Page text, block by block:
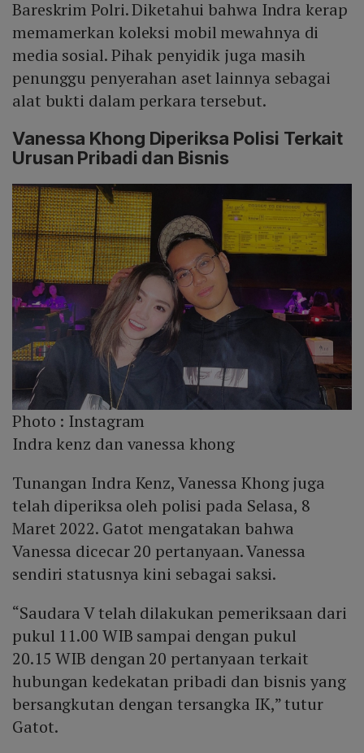
Bareskrim Polri. Diketahui bahwa Indra kerap
memamerkan koleksi mobil mewahnya di
media sosial. Pihak penyidik juga masih
penunggu penyerahan aset lainnya sebagai
alat bukti dalam perkara tersebut.
Vanessa Khong Diperiksa Polisi Terkait
Urusan Pribadi dan Bisnis
Photo : Instagram
Indra kenz dan vanessa khong
Tunangan Indra Kenz, Vanessa Khong juga
telah diperiksa oleh polisi pada Selasa, 8
Maret 2022. Gatot mengatakan bahwa
Vanessa dicecar 20 pertanyaan. Vanessa
sendiri statusnya kini sebagai saksi.
“Saudara V telah dilakukan pemeriksaan dari
pukul 11.00 WIB sampai dengan pukul
20.15 WIB dengan 20 pertanyaan terkait
hubungan kedekatan pribadi dan bisnis yang
bersangkutan dengan tersangka IK,” tutur
Gatot.